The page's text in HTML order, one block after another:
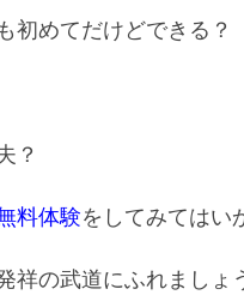
初めてだけどできる？
？
料体験をしてみてはい
祥の武道にふれましょ